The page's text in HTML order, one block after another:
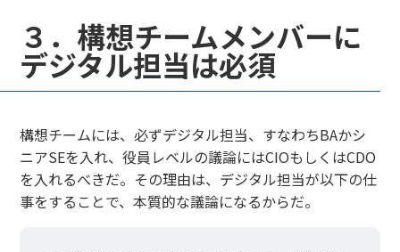
３．構想チームメンバーに
デジタル担当は必須
構想チームには、必ずデジタル担当、すなわちBAかシ
ニアSEを入れ、役員レベルの議論にはCIOもしくはCDO
を入れるべきだ。その理由は、デジタル担当が以下の仕
事をすることで、本質的な議論になるからだ。